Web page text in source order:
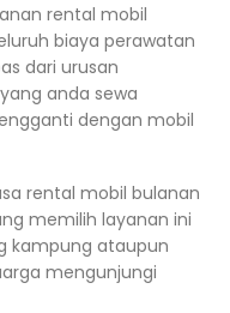
rental mobil
biaya perawatan
dari urusan
anda sewa
dengan mobil
rental mobil bulanan
memilih layanan ini
kampung ataupun
mengunjungi